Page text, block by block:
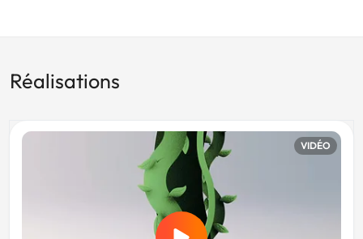
Réalisations
VIDÉO